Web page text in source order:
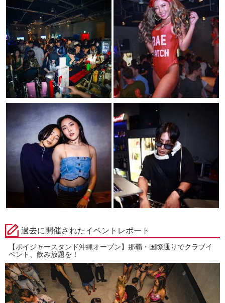
過去に開催されたイベントレポート
【ボイジャースタンド沖縄オープン】那覇・国際通りでクラブイ
ベント、飲み放題を！